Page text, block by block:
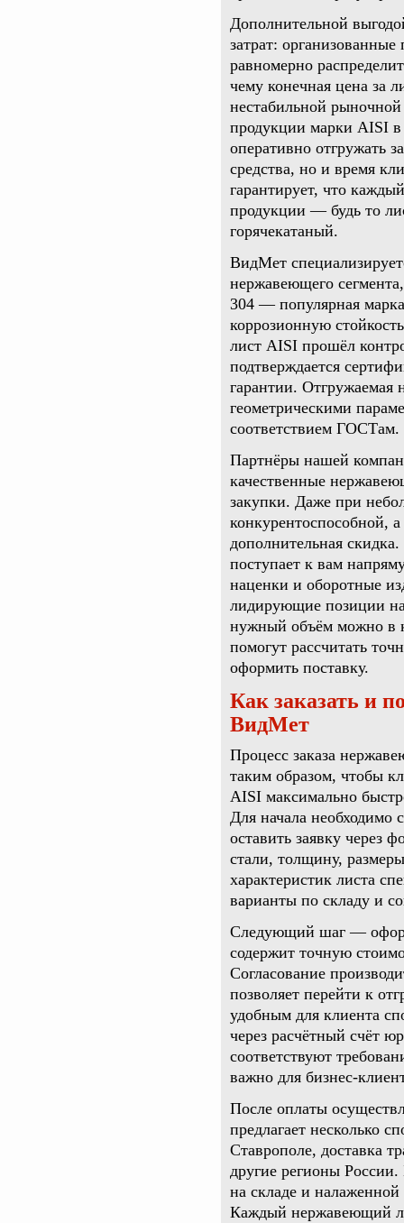
Дополнительной
затрат:
равномерно
чему конечная цена за
нестабильной
продукции марки AISI
оперативно отгружать
средства, но и время
гарантирует, что
продукции — будь то
горячекатаный.
ВидМет
нержавеющего
304 — популярная
коррозионную
лист AISI прошёл
подтверждается
гарантии. Отгружаемая
геометрическими
соответствием ГОСТам.
Партнёры нашей
качественные
закупки. Даже при
конкурентоспособной,
дополнительная
поступает к вам
наценки и оборотные
лидирующие позиции
нужный объём можно в
помогут рассчитать
оформить поставку.
Как заказать и
ВидМет
Процесс заказа
таким образом, чтобы
AISI максимально
Для начала необходимо
оставить заявку через
стали, толщину,
характеристик листа
варианты по складу и
Следующий шаг —
содержит точную
Согласование
позволяет перейти к
удобным для клиента
через расчётный счёт
соответствуют
важно для бизнес-
После оплаты
предлагает несколько
Ставрополе, доставка
другие регионы
на складе и
Каждый нержавеющий